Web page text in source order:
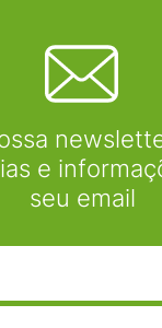
e
seu email